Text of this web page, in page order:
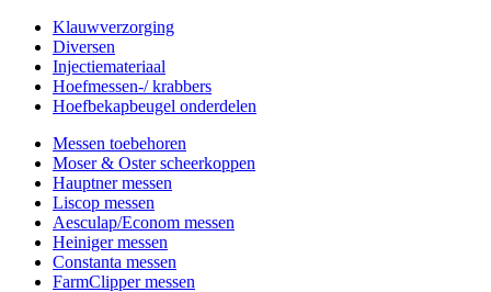
Klauwverzorging
Diversen
Injectiemateriaal
Hoefmessen-/ krabbers
Hoefbekapbeugel onderdelen
Messen toebehoren
Moser & Oster scheerkoppen
Hauptner messen
Liscop messen
Aesculap/Econom messen
Heiniger messen
Constanta messen
FarmClipper messen